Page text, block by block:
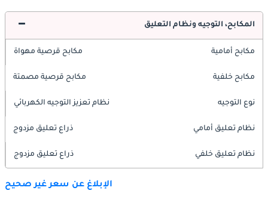
المكابح، التوجيه ونظام التعليق
مكابح أمامية مكابح قرصية مهواة
مكابح خلفية مكابح قرصية مصمتة
نوع التوجيه نظام تعزيز التوجيه الكهربائي
نظام تعليق أمامي ذراع تعليق مزدوج
نظام تعليق خلفي ذراع تعليق مزدوج
الإبلاغ عن سعر غير صحيح